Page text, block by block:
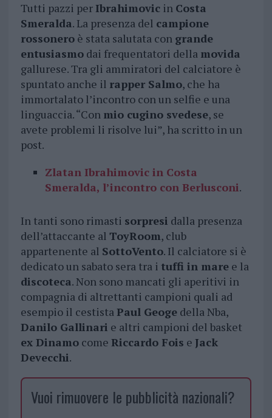
Tutti pazzi per Ibrahimovicin Costa
Smeralda. La presenza del campione
rossoneroè stata salutata con grande
entusiasmodai frequentatori della movida
gallurese. Tra gli ammiratori del calciatore è
spuntato anche il rapper Salmo, che ha
immortalato l’incontro con un selfie e una
linguaccia. “Con mio cugino svedese, se
avete problemi li risolve lui”, ha scritto in un
post.
Zlatan Ibrahimovic in Costa
Smeralda, l’incontro con Berlusconi.
In tanti sono rimasti sorpresi dalla presenza
dell’attaccante al ToyRoom, club
appartenente al SottoVento. Il calciatore si è
dedicato un sabato sera tra i tuffi in maree la
discoteca. Non sono mancati gli aperitivi in
compagnia di altrettanti campioni quali ad
esempio il cestistaPaul Geogedella Nba,
Danilo Gallinari e altri campioni del basket
ex Dinamocome Riccardo Fois e Jack
Devecchi.
Vuoi rimuovere le pubblicità nazionali?